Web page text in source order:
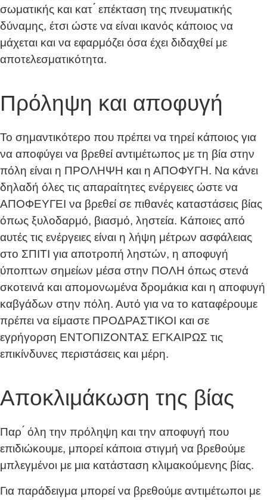
σωματικής και κατ ́ επέκταση της πνευματικής
δύναμης, έτσι ώστε να είναι ικανός κάποιος να
μάχεται και να εφαρμόζει όσα έχει διδαχθεί με
αποτελεσματικότητα.
Πρόληψη και αποφυγή
Το σημαντικότερο που πρέπει να τηρεί κάποιος για
να αποφύγει να βρεθεί αντιμέτωπος με τη βία στην
πόλη είναι η ΠΡΟΛΗΨΗ και η ΑΠΟΦΥΓΗ. Να κάνει
δηλαδή όλες τις απαραίτητες ενέργειες ώστε να
ΑΠΟΦΕΥΓΕΙ να βρεθεί σε πιθανές καταστάσεις βίας
όπως ξυλοδαρμό, βιασμό, ληστεία. Κάποιες από
αυτές τις ενέργειες είναι η λήψη μέτρων ασφάλειας
στο ΣΠΙΤΙ για αποτροπή ληστών, η αποφυγή
ύποπτων σημείων μέσα στην ΠΟΛΗ όπως στενά
σκοτεινά και απομονωμένα δρομάκια και η αποφυγή
καβγάδων στην πόλη. Αυτό για να το καταφέρουμε
πρέπει να είμαστε ΠΡΟΔΡΑΣΤΙΚΟΙ και σε
εγρήγορση ΕΝΤΟΠΙΖΟΝΤΑΣ ΕΓΚΑΙΡΩΣ τις
επικίνδυνες περιστάσεις και μέρη.
Αποκλιμάκωση της βίας
Παρ ́ όλη την πρόληψη και την αποφυγή που
επιδιώκουμε, μπορεί κάποια στιγμή να βρεθούμε
μπλεγμένοι με μια κατάσταση κλιμακούμενης βίας.
Για παράδειγμα μπορεί να βρεθούμε αντιμέτωποι με